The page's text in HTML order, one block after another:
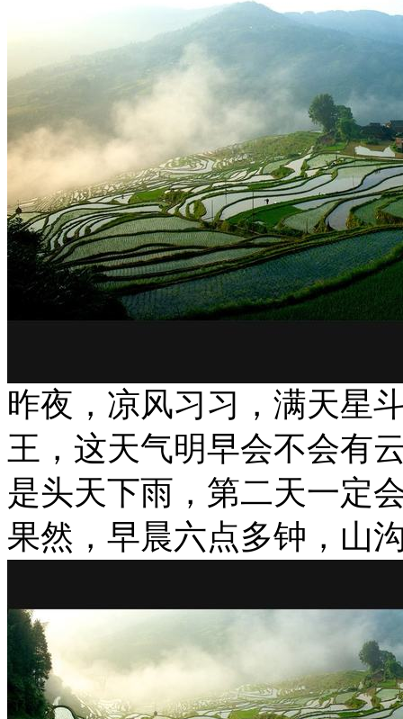
昨夜，凉风习习，满天星
王，这天气明早会不会有
是头天下雨，第二天一定
果然，早晨六点多钟，山